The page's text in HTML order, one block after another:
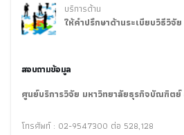
บริการด้าน
ให้คำปรึกษาด้านระเบียบวิธีวิจัย
สอบถามข้อมูล
ศูนย์บริการวิจัย มหาวิทยาลัยธุรกิจบัณฑิตย์
โทรศัพท์ : 02-9547300 ต่อ 528,128